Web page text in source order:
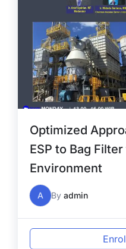
Optimized
ESP to Bag
Environment
A By admin